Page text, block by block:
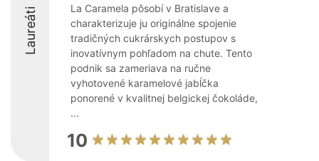
Laureáti
La Caramela pôsobí v Bratislave a
charakterizuje ju originálne spojenie
tradičných cukrárskych postupov s
inovatívnym pohľadom na chute. Tento
podnik sa zameriava na ručne
vyhotovené karamelové jabĺčka
ponorené v kvalitnej belgickej čokoláde,
...
10